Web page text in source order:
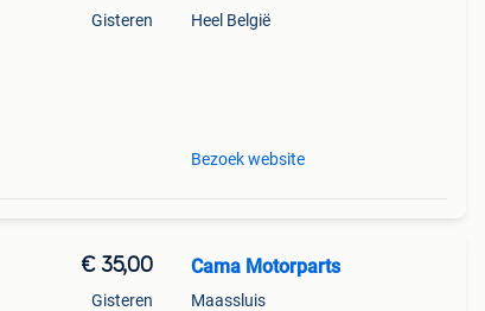
Gisteren Heel België
Bezoek website
€ 35,00
Gisteren
Cama Motorparts
Maassluis